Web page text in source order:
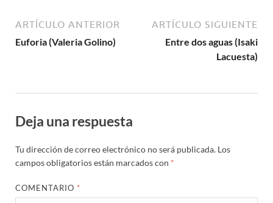
ARTÍCULO ANTERIOR
Euforia (Valeria Golino)
ARTÍCULO SIGUIENTE
Entre dos aguas (Isaki
Lacuesta)
Deja una respuesta
Tu dirección de correo electrónico no será publicada. Los
campos obligatorios están marcados con *
COMENTARIO *